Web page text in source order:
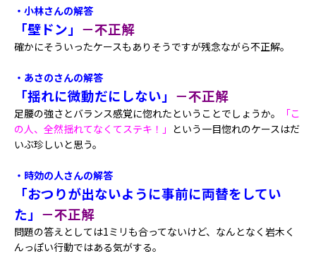
・小林さんの解答
「壁ドン」 －不正解
確かにそういったケースもありそうですが残念ながら不正解。
・あさのさんの解答
「揺れに微動だにしない」 －不正解
足腰の強さとバランス感覚に惚れたということでしょうか。
「こ
の人、全然揺れてなくてステキ！」 という一目惚れのケースはだ
いぶ珍しいと思う。
・時効の人さんの解答
「おつりが出ないように事前に両替をしてい
た」 －不正解
問題の答えとしては1ミリも合ってないけど、なんとなく岩木く
んっぽい行動ではある気がする。